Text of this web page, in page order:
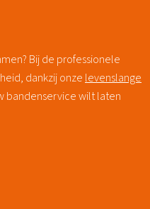
Bij de professionele
dankzij onze levenslange
bandenservice wilt laten